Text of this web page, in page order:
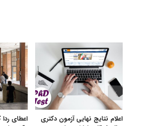
اعلام نتایج نهایی آزمون دکتری
اعطای